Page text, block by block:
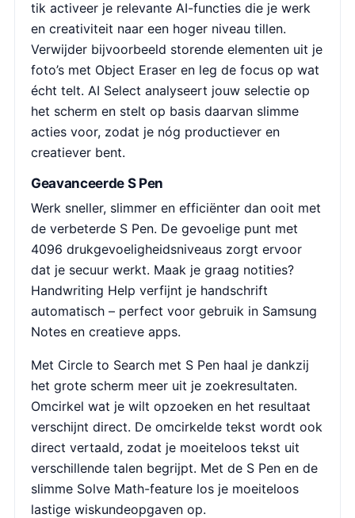
tik activeer je relevante AI-functies die je werk
en creativiteit naar een hoger niveau tillen.
Verwijder bijvoorbeeld storende elementen uit je
foto’s met Object Eraser en leg de focus op wat
écht telt. AI Select analyseert jouw selectie op
het scherm en stelt op basis daarvan slimme
acties voor, zodat je nóg productiever en
creatiever bent.
Geavanceerde S Pen
Werk sneller, slimmer en efficiënter dan ooit met
de verbeterde S Pen. De gevoelige punt met
4096 drukgevoeligheidsniveaus zorgt ervoor
dat je secuur werkt. Maak je graag notities?
Handwriting Help verfijnt je handschrift
automatisch – perfect voor gebruik in Samsung
Notes en creatieve apps.
Met Circle to Search met S Pen haal je dankzij
het grote scherm meer uit je zoekresultaten.
Omcirkel wat je wilt opzoeken en het resultaat
verschijnt direct. De omcirkelde tekst wordt ook
direct vertaald, zodat je moeiteloos tekst uit
verschillende talen begrijpt. Met de S Pen en de
slimme Solve Math-feature los je moeiteloos
lastige wiskundeopgaven op.